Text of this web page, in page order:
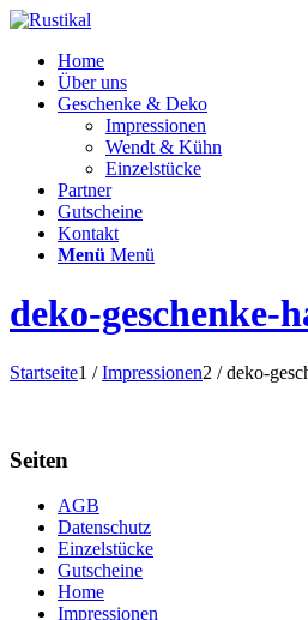
Home
Über uns
Geschenke & Deko
Impressionen
Wendt & Kühn
Einzelstücke
Partner
Gutscheine
Kontakt
Menü Menü
deko-geschenke-
Startseite1 / Impressionen2 / deko-
Seiten
AGB
Datenschutz
Einzelstücke
Gutscheine
Home
Impressionen